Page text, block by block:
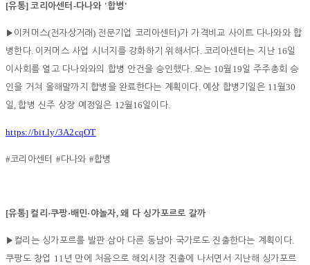
[유통]코리아센터 -다나와 '합병 '
▶ 이커머스(전자상거래) 전문기업 코리아센터 )가 가격비교 사이트 다나와와 합
병한다. 이커머스 사업 시너지를 강화하기 위해서다. 코리아센터는 지난 16일
이사회를 열고 다나와와의 합병 안건을 승인했다. 오는 10월 19일 주주총회 승
인을 거쳐 올해말까지 합병을 완료한다는 계획이다. 예상 합병기일은 11월30
일 ,합병 신주 상장 예정일은 12월 16일이다.
https://bit.ly/3A2cqOT
#코리아센터 #다나와 #합병
[유통] 컬리 ·쿠팡·배민· 야놀자,왜 다 싱가포르로 갈까
▶ 컬리는 싱가포르를 발판 삼아 다른 동남아 국가로도 진출한다는 계획이다.
쿠팡도 창업 11 년 만에 처음으로 해외시장 진출에 나서면서 지난해 싱가포르